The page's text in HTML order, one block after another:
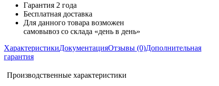
Гарантия 2 года
Бесплатная доставка
Для данного товара возможен
самовывоз со склада «день в день»
ХарактеристикиДокументацияОтзывы (0)Дополнительная
гарантия
Производственные характеристики